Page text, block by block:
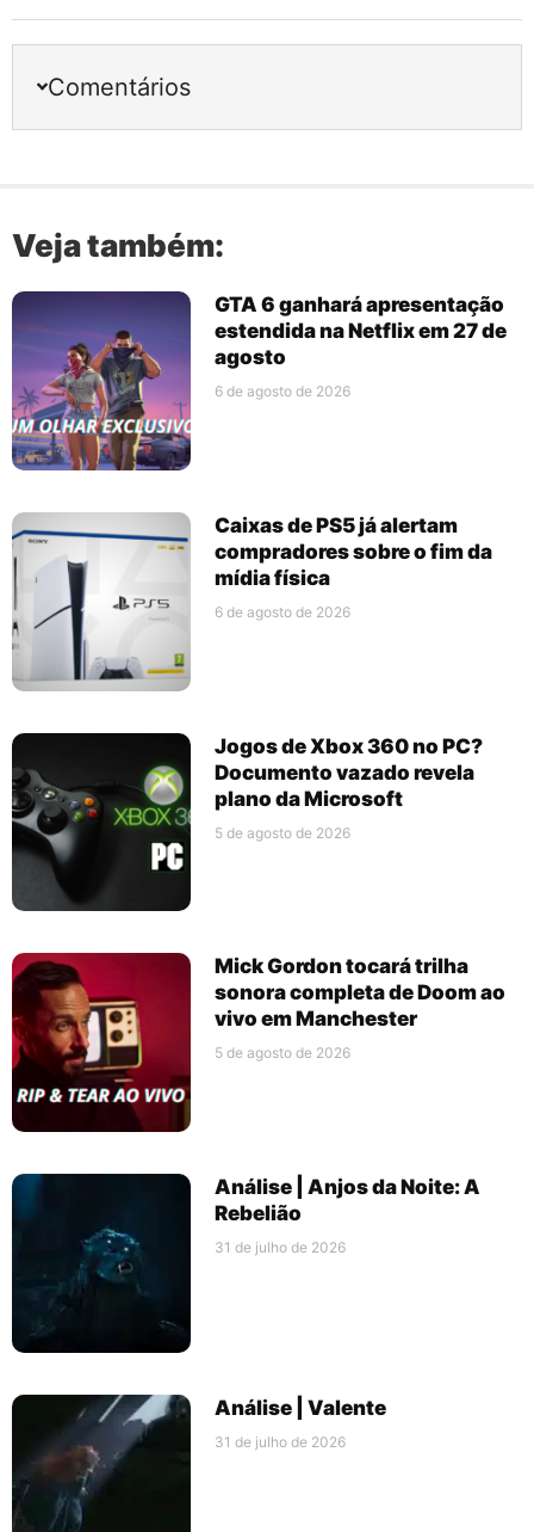
Comentários
Veja também:
GTA 6 ganhará apresentação
estendida na Netflix em 27 de
agosto
6 de agosto de 2026
Caixas de PS5 já alertam
compradores sobre o fim da
mídia física
6 de agosto de 2026
Jogos de Xbox 360 no PC?
Documento vazado revela
plano da Microsoft
5 de agosto de 2026
Mick Gordon tocará trilha
sonora completa de Doom ao
vivo em Manchester
5 de agosto de 2026
Análise | Anjos da Noite: A
Rebelião
31 de julho de 2026
Análise | Valente
31 de julho de 2026